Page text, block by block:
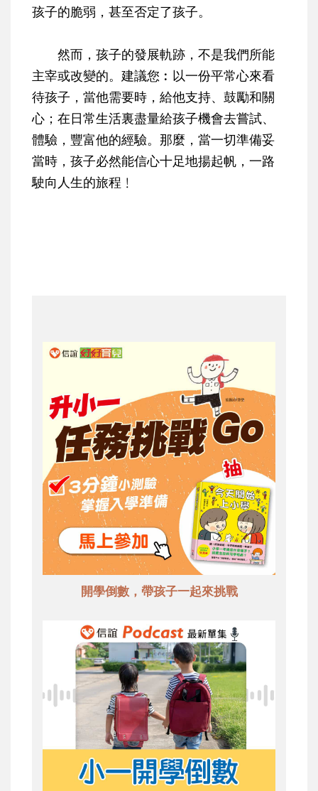
孩子的脆弱，甚至否定了孩子。
然而，孩子的發展軌跡，不是我們所能
主宰或改變的。建議您︰以一份平常心來看
待孩子，當他需要時，給他支持、鼓勵和關
心；在日常生活裏盡量給孩子機會去嘗試、
體驗，豐富他的經驗。那麼，當一切準備妥
當時，孩子必然能信心十足地揚起帆，一路
駛向人生的旅程﹗
開學倒數，帶孩子一起來挑戰